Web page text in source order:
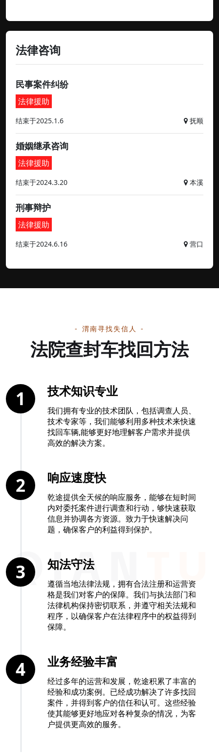
法律咨询
民事案件纠纷
法律援助
结束于2025.1.6 抚顺
婚姻继承咨询
法律援助
结束于2024.3.20 本溪
刑事辩护
法律援助
结束于2024.6.16 营口
渭南寻找失信人
法院查封车找回方法
技术知识专业
我们拥有专业的技术团队，包括调查人员、
技术专家等，我们能够利用多种技术来快速
找回车辆,能够更好地理解客户需求并提供
高效的解决方案。
1
响应速度快
乾途提供全天候的响应服务，能够在短时间
内对委托案件进行调查和行动，够快速获取
信息并协调各方资源。致力于快速解决问
题，确保客户的利益得到保护。
2
知法守法
遵循当地法律法规，拥有合法注册和运营资
格是我们对客户的保障。我们与执法部门和
法律机构保持密切联系，并遵守相关法规和
程序，以确保客户在法律程序中的权益得到
保障。
3
业务经验丰富
经过多年的运营和发展，乾途积累了丰富的
经验和成功案例。已经成功解决了许多找回
案件，并得到客户的信任和认可。这些经验
使其能够更好地应对各种复杂的情况，为客
户提供更高效的服务。
4